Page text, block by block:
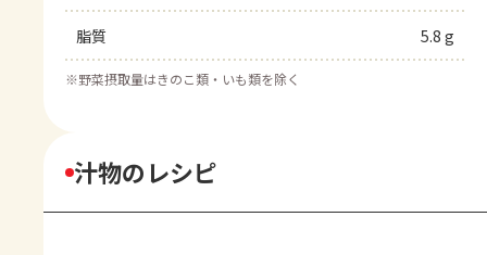
脂質 5.8 g
※野菜摂取量はきのこ類・いも類を除く
汁物のレシピ